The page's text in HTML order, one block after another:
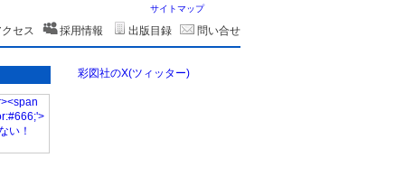
サイトマップ
クセス 採用情報 出版目録
問い合せ
彩図社のX(ツィッター)